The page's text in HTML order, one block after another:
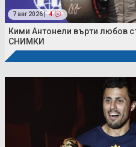
7 авг 2026 | 4
Кими Антонели върти любов
СНИМКИ